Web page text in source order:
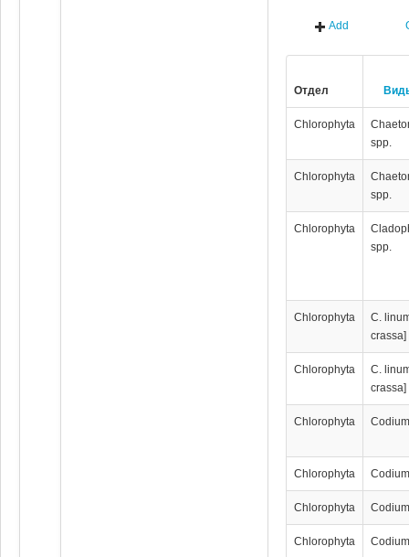
Add
Отдел
Chlorophyta
spp.
Chlorophyta
spp.
Chlorophyta
spp.
Chlorophyta
C.
crassa]
Chlorophyta
C.
crassa]
Chlorophyta
Chlorophyta
Chlorophyta
Chlorophyta